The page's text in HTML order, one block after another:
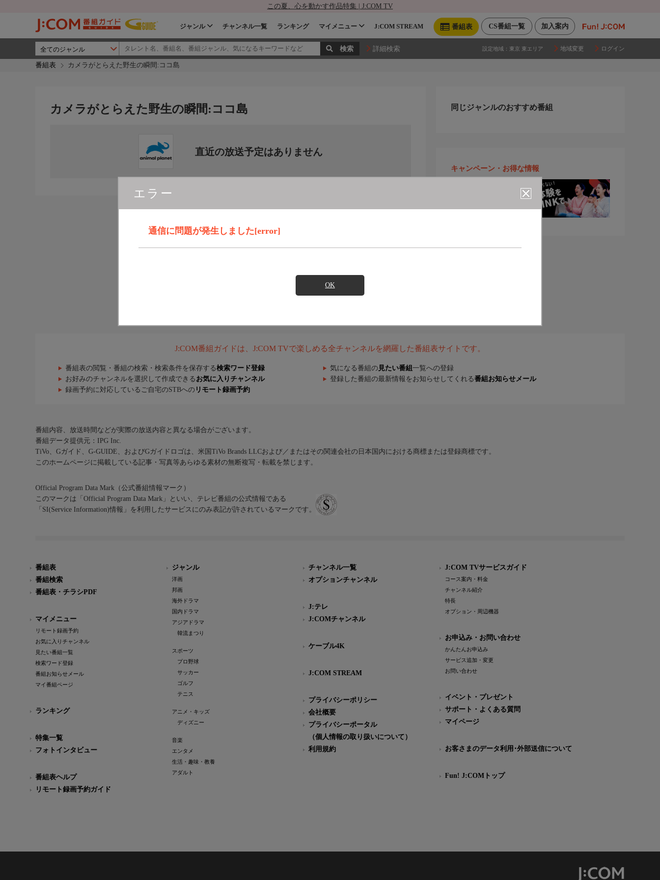
この夏、心を動かす作品特集 | J:COM TV
加入案内
CS番組一覧
番組表
ジャンル チャンネル一覧 ランキング マイメニュー J:COM STREAM
詳細検索 設定地域： 東京 東エリア 地域変更 ログイン
番組表 カメラがとらえた野生の瞬間:ココ島
エラー
通信に問題が発生しました[error]
OK
カメラがとらえた野生の瞬間:ココ島
直近の放送予定はありません
同じジャンルのおすすめ番組
キャンペーン・お得な情報
J:COM番組ガイドは、J:COM TVで楽しめる全チャンネルを網羅した番組表サイトです。
番組表の閲覧・番組の検索・検索条件を保存する検索ワード登録 気になる番組の 見たい番組 一覧への登録
お好みのチャンネルを選択して作成できる お気に入りチャンネル 登録した番組の最新情報をお知らせしてくれる番組お知らせメール
録画予約に対応しているご自宅のSTBへの リモート録画予約
番組内容、放送時間などが実際の放送内容と異なる場合がございます。
番組データ提供元：IPG Inc.
TiVo、Gガイド、G-GUIDE、およびGガイドロゴは、米国TiVo Brands LLCおよび／またはその関連会社の日本国内における商標または登録商標です。
このホームページに掲載している記事・写真等あらゆる素材の無断複写・転載を禁じます。
Official Program Data Mark（公式番組情報マーク）
このマークは「Official Program Data Mark」といい、テレビ番組の公式情報である
「SI(Service Information)情報」を利用したサービスにのみ表記が許されているマークです。
番組表
番組検索
番組表・チラシPDF
マイメニュー
リモート録画予約
お気に入りチャンネル
見たい番組一覧
検索ワード登録
番組お知らせメール
マイ番組ページ
ランキング
特集一覧
フォトインタビュー
番組表ヘルプ
リモート録画予約ガイド
ジャンル
洋画
邦画
海外ドラマ
国内ドラマ
アジアドラマ
韓流まつり
スポーツ
プロ野球
サッカー
ゴルフ
テニス
アニメ・キッズ
ディズニー
音楽
エンタメ
生活・趣味・教養
アダルト
チャンネル一覧
オプションチャンネル
J:テレ
J:COMチャンネル
ケーブル4K
J:COM STREAM
プライバシーポリシー
会社概要
プライバシーポータル
（個人情報の取り扱いについて）
利用規約
J:COM TVサービスガイド
コース案内・料金
チャンネル紹介
特長
オプション・周辺機器
お申込み・お問い合わせ
かんたんお申込み
サービス追加・変更
お問い合わせ
イベント・プレゼント
サポート・よくある質問
マイページ
お客さまのデータ利用･外部送信について
Fun! J:COMトップ